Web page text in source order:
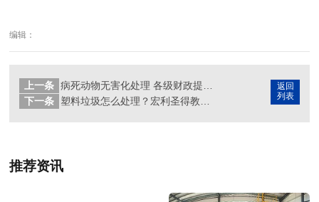
编辑：
返回
列表
上一条
下一条
推荐资讯